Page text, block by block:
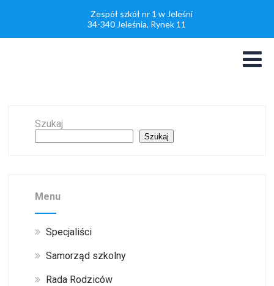
Zespół szkół nr 1 w Jeleśni
34-340 Jeleśnia, Rynek 11
Szukaj
Szukaj
Menu
Specjaliści
Samorząd szkolny
Rada Rodziców